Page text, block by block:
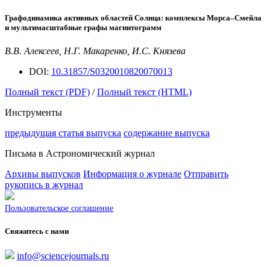
Графодинамика активных областей Солнца: комплексы Морса–Смейла
и мультимасштабные графы магнитограмм
В.В. Алексеев, Н.Г. Макаренко, И.С. Князева
DOI: 10.31857/S0320010820070013
Полный текст (PDF) /Полный текст (HTML)
Инструменты
предыдущая статья выпуска содержание выпуска
Письма в Астрономический журнал
Архивы выпусков Информация о журнале Отправить
рукопись в журнал
Пользовательское соглашение
Свяжитесь с нами
info@sciencejournals.ru